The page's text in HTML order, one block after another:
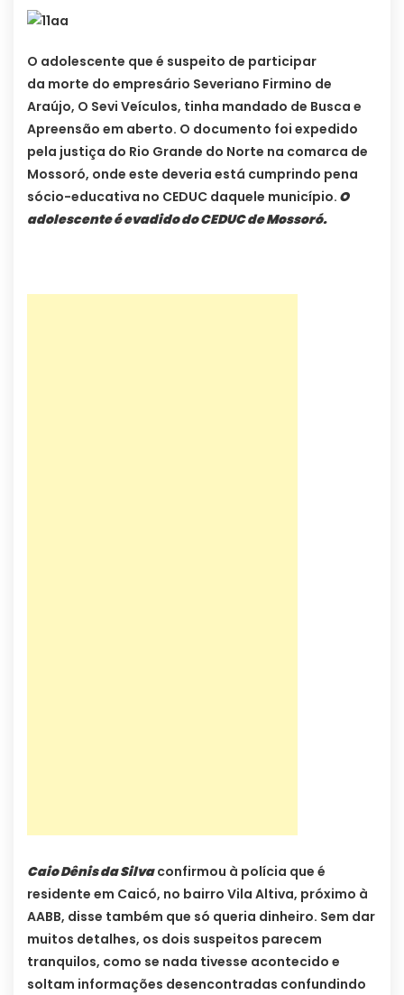
O adolescente que é suspeito de participar
da morte do empresário Severiano Firmino de
Araújo, O Sevi Veículos, tinha mandado de Busca e
Apreensão em aberto. O documento foi expedido
pela justiça do Rio Grande do Norte na comarca de
Mossoró, onde este deveria está cumprindo pena
sócio-educativa no CEDUC daquele município. O
adolescente é evadido do CEDUC de Mossoró.
Caio Dênis da Silvaconfirmou à polícia que é
residente em Caicó, no bairro Vila Altiva, próximo à
AABB, disse também que só queria dinheiro. Sem dar
muitos detalhes, os dois suspeitos parecem
tranquilos, como se nada tivesse acontecido e
soltam informações desencontradas confundindo